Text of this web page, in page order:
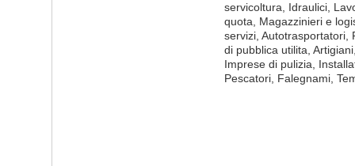
servicoltura, Idraulici,
quota, Magazzinieri e
servizi, Autotrasportatori,
di pubblica utilita,
Imprese di pulizia,
Pescatori, Falegnami,